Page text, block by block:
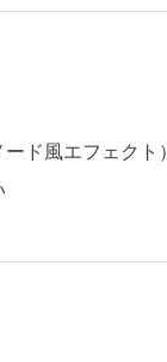
ド風エフェクト）